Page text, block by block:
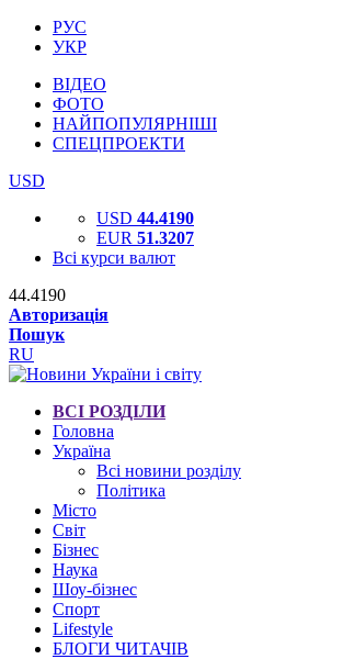
РУС
УКР
ВІДЕО
ФОТО
НАЙПОПУЛЯРНІШІ
СПЕЦПРОЕКТИ
USD
USD 44.4190
EUR 51.3207
Всі курси валют
44.4190
Авторизація
Пошук
RU
ВСІ РОЗДІЛИ
Головна
Україна
Всі новини розділу
Політика
Місто
Світ
Бізнес
Наука
Шоу-бізнес
Спорт
Lifestyle
БЛОГИ ЧИТАЧІВ